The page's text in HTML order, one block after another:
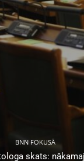
BNN FOKUSĀ
skats: